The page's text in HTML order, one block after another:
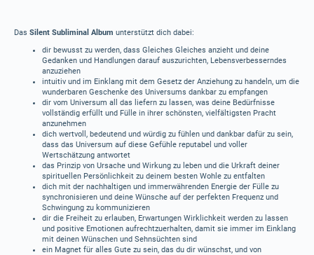
Das Silent Subliminal Album unterstützt dich dabei:
dir bewusst zu werden, dass Gleiches Gleiches anzieht und deine
Gedanken und Handlungen darauf auszurichten, Lebensverbesserndes
anzuziehen
intuitiv und im Einklang mit dem Gesetz der Anziehung zu handeln, um die
wunderbaren Geschenke des Universums dankbar zu empfangen
dir vom Universum all das liefern zu lassen, was deine Bedürfnisse
vollständig erfüllt und Fülle in ihrer schönsten, vielfältigsten Pracht
anzunehmen
dich wertvoll, bedeutend und würdig zu fühlen und dankbar dafür zu sein,
dass das Universum auf diese Gefühle reputabel und voller
Wertschätzung antwortet
das Prinzip von Ursache und Wirkung zu leben und die Urkraft deiner
spirituellen Persönlichkeit zu deinem besten Wohle zu entfalten
dich mit der nachhaltigen und immerwährenden Energie der Fülle zu
synchronisieren und deine Wünsche auf der perfekten Frequenz und
Schwingung zu kommunizieren
dir die Freiheit zu erlauben, Erwartungen Wirklichkeit werden zu lassen
und positive Emotionen aufrechtzuerhalten, damit sie immer im Einklang
mit deinen Wünschen und Sehnsüchten sind
ein Magnet für alles Gute zu sein, das du dir wünschst, und von